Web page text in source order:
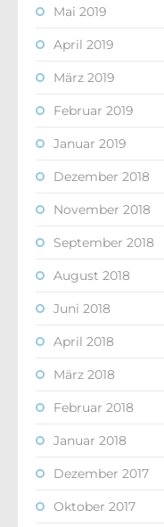
Mai 2019
April 2019
März 2019
Februar 2019
Januar 2019
Dezember 2018
November 2018
September 2018
August 2018
Juni 2018
April 2018
März 2018
Februar 2018
Januar 2018
Dezember 2017
Oktober 2017